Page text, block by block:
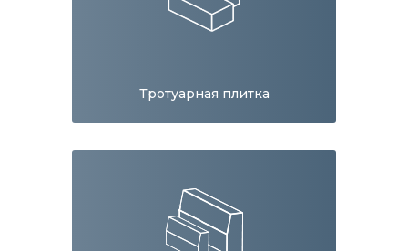
Тротуарная плитка